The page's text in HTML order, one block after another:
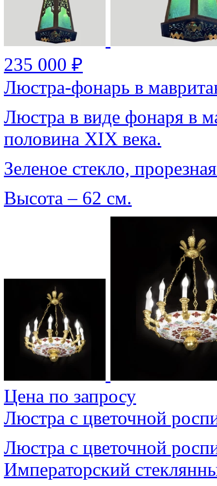
235 000 ₽
​Люстра-фонарь в
Люстра в виде фонаря в
половина XIX века.
Зеленое стекло,
Высота – 62 см.
Цена по запросу
Люстра с цветочной
Люстра с цветочной
Императорский